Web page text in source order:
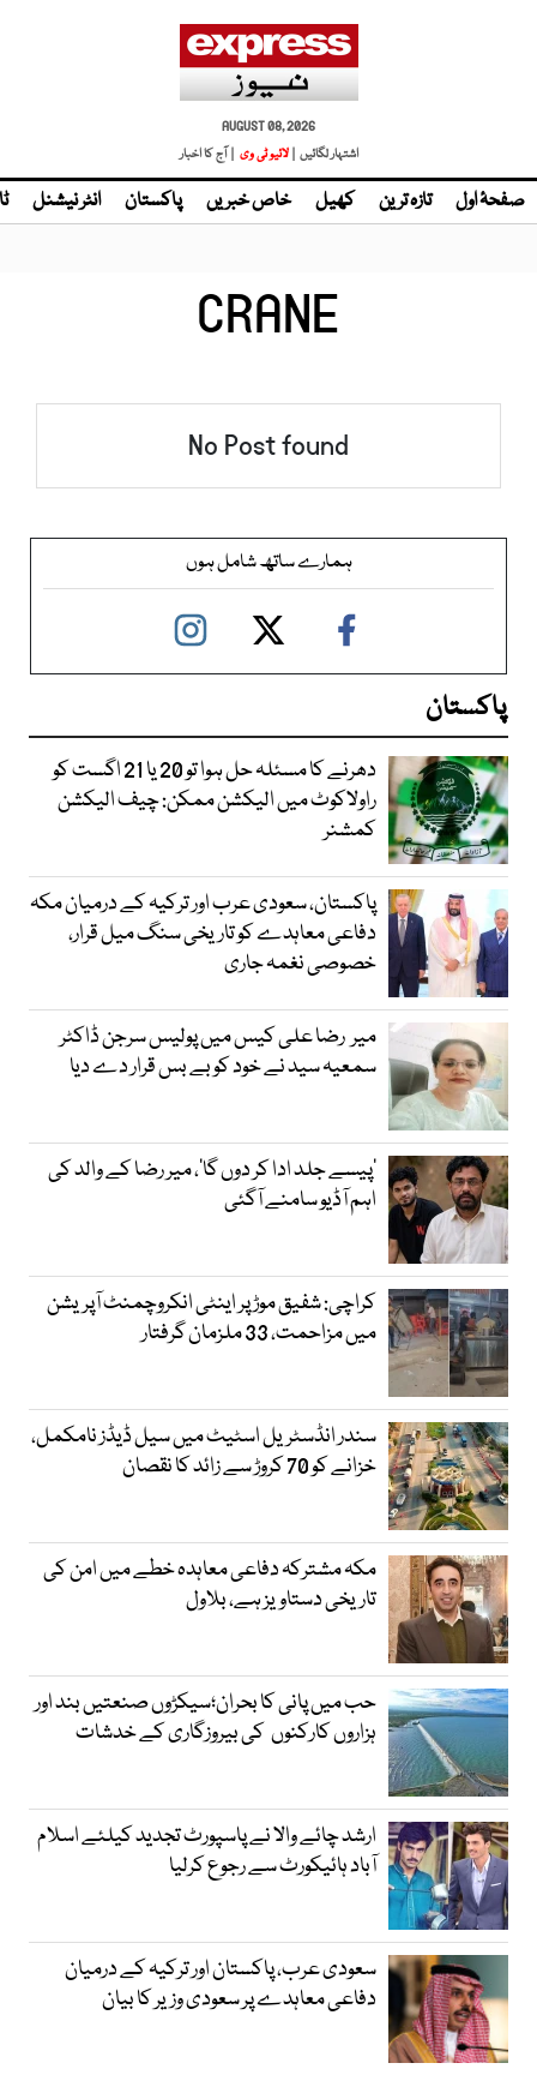
AUGUST 08, 2026
اشتہار لگائیں | لائیو ٹی وی | آج کا اخبار
صفحۂ اول تازہ ترین کھیل خاص خبریں پاکستان انٹر نیشنل
CRANE
No Post found
ہمارے ساتھ شامل ہوں
پاکستان
دھرنے کا مسئلہ حل ہوا تو 20 یا 21 اگست کو
راولاکوٹ میں الیکشن ممکن: چیف الیکشن
کمشنر
پاکستان، سعودی عرب اور ترکیہ کے درمیان مکہ
دفاعی معاہدے کو تاریخی سنگ میل قرار،
خصوصی نغمہ جاری
میر رضا علی کیس میں پولیس سرجن ڈاکٹر
سمعیہ سید نے خود کو بے بس قرار دے دیا
’پیسے جلد ادا کر دوں گا‘، میر رضا کے والد کی
اہم آڈیو سامنے آگئی
کراچی: شفیق موڑ پر اینٹی انکروچمنٹ آپریشن
میں مزاحمت، 33 ملزمان گرفتار
سندر انڈسٹریل اسٹیٹ میں سیل ڈیڈز نامکمل،
خزانے کو 70 کروڑ سے زائد کا نقصان
مکہ مشترکہ دفاعی معاہدہ خطے میں امن کی
تاریخی دستاویز ہے، بلاول
حب میں پانی کا بحران؛سیکڑوں صنعتیں بند اور
ہزاروں کارکنوں کی بیروزگاری کے خدشات
ارشد چائے والا نے پاسپورٹ تجدید کیلئے اسلام
آباد ہائیکورٹ سے رجوع کرلیا
سعودی عرب، پاکستان اور ترکیہ کے درمیان
دفاعی معاہدے پر سعودی وزیر کا بیان